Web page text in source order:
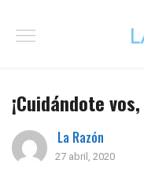
¡Cuidándote
La Razón
27 abril, 2020